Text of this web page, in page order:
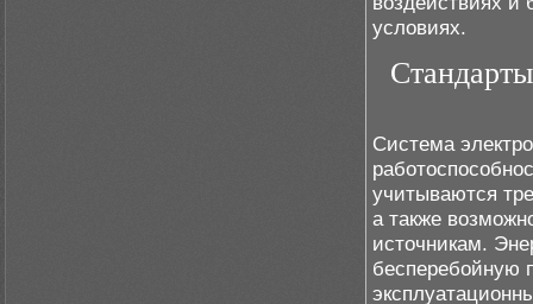
условиях.
Система
учитываются
а также
источникам.
бесперебойную